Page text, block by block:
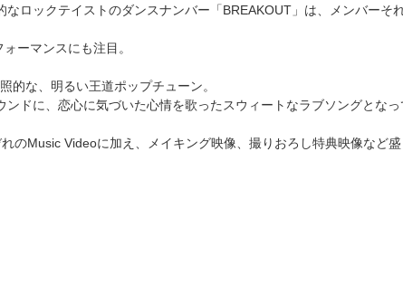
ロックテイストのダンスナンバー「BREAKOUT」は、メンバー
ーマンスにも注目。
的な、明るい王道ポップチューン。
ドに、恋心に気づいた心情を歌ったスウィートなラブソングとなっ
のMusic Videoに加え、メイキング映像、撮りおろし特典映像など